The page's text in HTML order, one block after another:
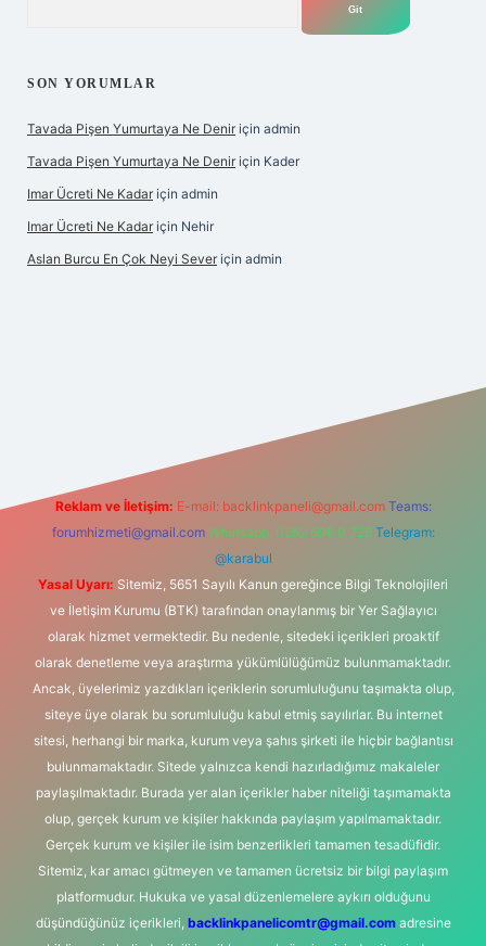
SON YORUMLAR
Tavada Pişen Yumurtaya Ne Denir için admin
Tavada Pişen Yumurtaya Ne Denir için Kader
Imar Ücreti Ne Kadar için admin
Imar Ücreti Ne Kadar için Nehir
Aslan Burcu En Çok Neyi Sever için admin
elexbetgiris.org
Reklam ve İletişim: E-mail: backlinkpaneli@gmail.com Teams:
forumhizmeti@gmail.com Whatsapp: 0262 606 0 726 Telegram:
@karabul
Yasal Uyarı: Sitemiz, 5651 Sayılı Kanun gereğince Bilgi Teknolojileri
ve İletişim Kurumu (BTK) tarafından onaylanmış bir Yer Sağlayıcı
olarak hizmet vermektedir. Bu nedenle, sitedeki içerikleri proaktif
olarak denetleme veya araştırma yükümlülüğümüz bulunmamaktadır.
Ancak, üyelerimiz yazdıkları içeriklerin sorumluluğunu taşımakta olup,
siteye üye olarak bu sorumluluğu kabul etmiş sayılırlar. Bu internet
sitesi, herhangi bir marka, kurum veya şahıs şirketi ile hiçbir bağlantısı
bulunmamaktadır. Sitede yalnızca kendi hazırladığımız makaleler
paylaşılmaktadır. Burada yer alan içerikler haber niteliği taşımamakta
olup, gerçek kurum ve kişiler hakkında paylaşım yapılmamaktadır.
Gerçek kurum ve kişiler ile isim benzerlikleri tamamen tesadüfidir.
Sitemiz, kar amacı gütmeyen ve tamamen ücretsiz bir bilgi paylaşım
platformudur. Hukuka ve yasal düzenlemelere aykırı olduğunu
düşündüğünüz içerikleri, backlinkpanelicomtr@gmail.comadresine